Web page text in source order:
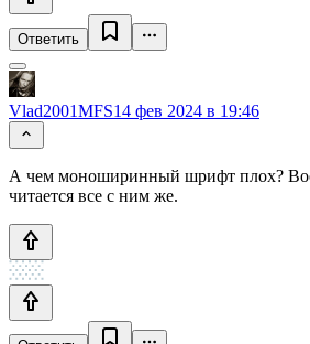
Ответить
Vlad2001MFS14 фев 2024 в 19:46
А чем моноширинный шрифт плох?
читается все с ним же.